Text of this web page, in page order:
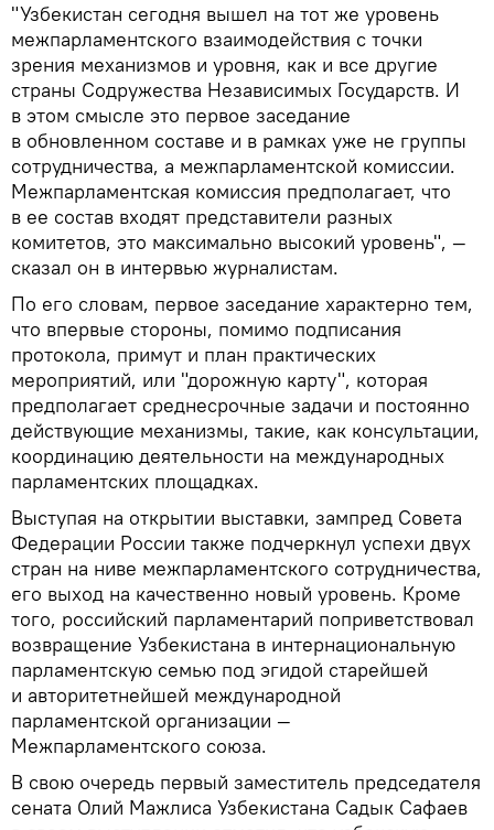
"Узбекистан сегодня вышел на тот же уровень
межпарламентского взаимодействия с точки
зрения механизмов и уровня, как и все другие
страны Содружества Независимых Государств. И
в этом смысле это первое заседание
в обновленном составе и в рамках уже не группы
сотрудничества, а межпарламентской комиссии.
Межпарламентская комиссия предполагает, что
в ее состав входят представители разных
комитетов, это максимально высокий уровень", —
сказал он в интервью журналистам.
По его словам, первое заседание характерно тем,
что впервые стороны, помимо подписания
протокола, примут и план практических
мероприятий, или "дорожную карту", которая
предполагает среднесрочные задачи и постоянно
действующие механизмы, такие, как консультации,
координацию деятельности на международных
парламентских площадках.
Выступая на открытии выставки, зампред Совета
Федерации России также подчеркнул успехи двух
стран на ниве межпарламентского сотрудничества,
его выход на качественно новый уровень. Кроме
того, российский парламентарий поприветствовал
возвращение Узбекистана в интернациональную
парламентскую семью под эгидой старейшей
и авторитетнейшей международной
парламентской организации —
Межпарламентского союза.
В свою очередь первый заместитель председателя
сената Олий Мажлиса Узбекистана Садык Сафаев